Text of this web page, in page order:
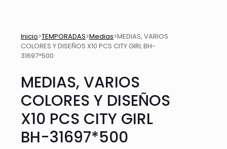
Inicio>TEMPORADAS>Medias>MEDIAS, VARIOS
COLORES Y DISEÑOS X10 PCS CITY GIRL BH-
31697*500
MEDIAS, VARIOS
COLORES Y DISEÑOS
X10 PCS CITY GIRL
BH-31697*500